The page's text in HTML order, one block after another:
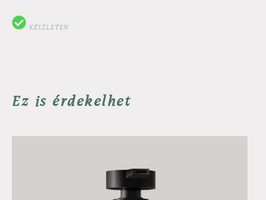
KÉSZLETEN
Ez is érdekelhet